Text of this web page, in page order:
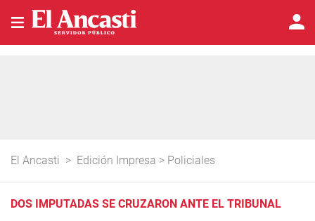
El Ancasti > Edición Impresa > Policiales
DOS IMPUTADAS SE CRUZARON ANTE EL TRIBUNAL